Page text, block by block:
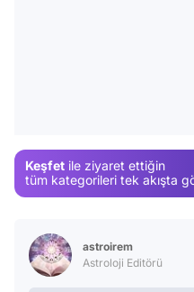
Keşfet ile ziyaret ettiğin
tüm kategorileri tek akışta
astroirem
Astroloji Editörü